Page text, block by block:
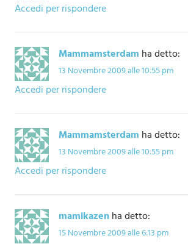
Accedi per rispondere
Mammamsterdam ha detto:
13 Novembre 2009 alle 10:55 pm
Accedi per rispondere
Mammamsterdam ha detto:
13 Novembre 2009 alle 10:55 pm
Accedi per rispondere
mamikazenha detto:
15 Novembre 2009 alle 6:13 pm